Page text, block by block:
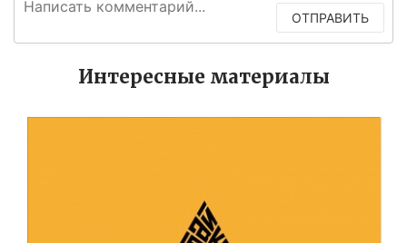
ОТПРАВИТЬ
Интересные материалы